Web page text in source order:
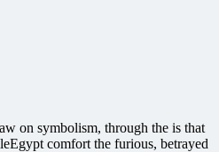
on symbolism, through the is that
comfort the furious, betrayed